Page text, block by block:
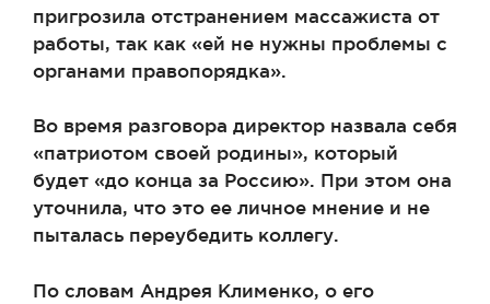
пригрозила отстранением массажиста от
работы, так как «ей не нужны проблемы с
органами правопорядка».
Во время разговора директор назвала себя
«патриотом своей родины», который
будет «до конца за Россию». При этом она
уточнила, что это ее личное мнение и не
пыталась переубедить коллегу.
По словам Андрея Клименко, о его